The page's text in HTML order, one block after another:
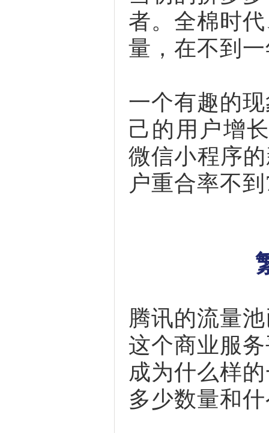
者。全棉时
量，在不到
一个有趣的
己的用户增
微信小程序
户重合率不
腾讯的流量
这个商业服
成为什么样
多少数量和